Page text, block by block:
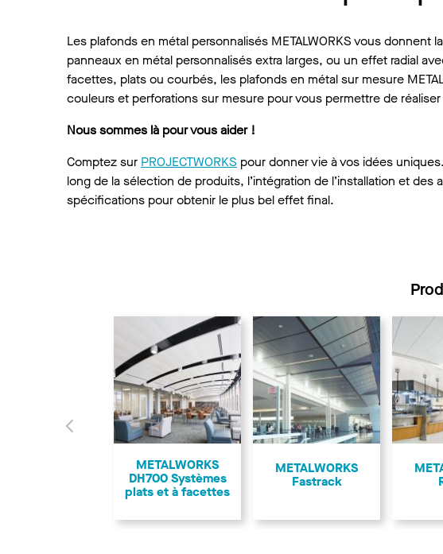
Les plafonds en métal personnalisés METALWORKS vous
panneaux en métal personnalisés extra larges, ou un effet radial
facettes, plats ou courbés, les plafonds en métal sur mesure
couleurs et perforations sur mesure pour vous permettre de
Nous sommes là pour vous aider !
Comptez sur PROJECTWORKS pour donner vie à vos idées
long de la sélection de produits, l’intégration de l’installation et
spécifications pour obtenir le plus bel effet final.
Précédent
METALWORKS
DH700 Systèmes
plats et à facettes
METALWORKS
Fastrack